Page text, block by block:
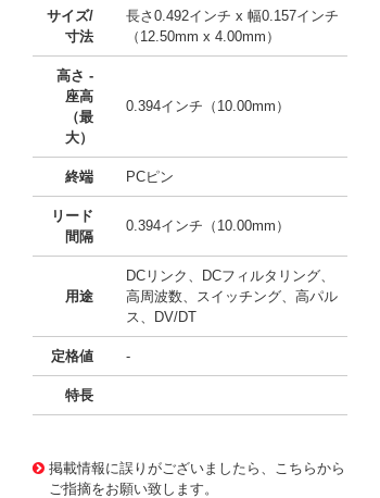
サイズ/
寸法
長さ0.492インチ x 幅0.157インチ
（12.50mm x 4.00mm）
高さ -
座高
（最
大）
0.394インチ（10.00mm）
終端 PCピン
リード
間隔
0.394インチ（10.00mm）
用途
DCリンク、DCフィルタリング、
高周波数、スイッチング、高パル
ス、DV/DT
定格値 -
特長
掲載情報に誤りがございましたら、こちらから
ご指摘をお願い致します。